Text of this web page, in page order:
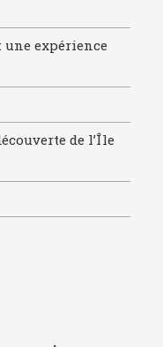
une expérience
de l’Île